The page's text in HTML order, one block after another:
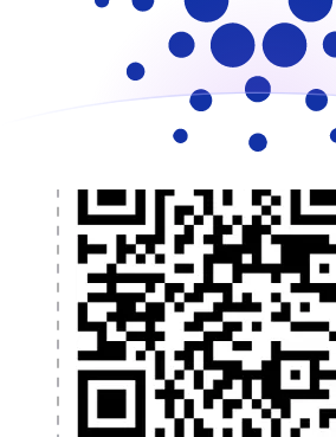
l'argent à l'étranger sans frais
l'application dès aujourd'hui !